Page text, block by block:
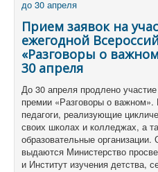
Прием заявок на
ежегодной
«Разговоры о
30 апреля
До 30 апреля продлено
премии «Разговоры о
педагоги, реализующие
своих школах и колледжах, а
образовательные
выдаются Министерство
и Институт изучения детства,